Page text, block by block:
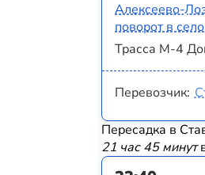
Алексеево-
поворот в село
Трасса М-4
Перевозчик:
Пересадка в
21 час 45 минут